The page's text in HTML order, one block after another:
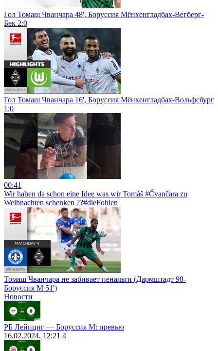
Гол Томаш Чванчара 48', Боруссия Мёнхенгладбах-Вегберг-
Бек 2:0
Гол Томаш Чванчара 16', Боруссия Мёнхенгладбах-Вольфсбург
1:0
00:41
Wir haben da schon eine Idee was wir Tomáš #Čvančara zu
Weihnachten schenken ??#dieFohlen
Томаш Чванчара не забивает пенальти (Дармштадт 98-
Боруссия М 51')
Новости
РБ Лейпциг ― Боруссия М: превью
16.02.2024, 12:21 4